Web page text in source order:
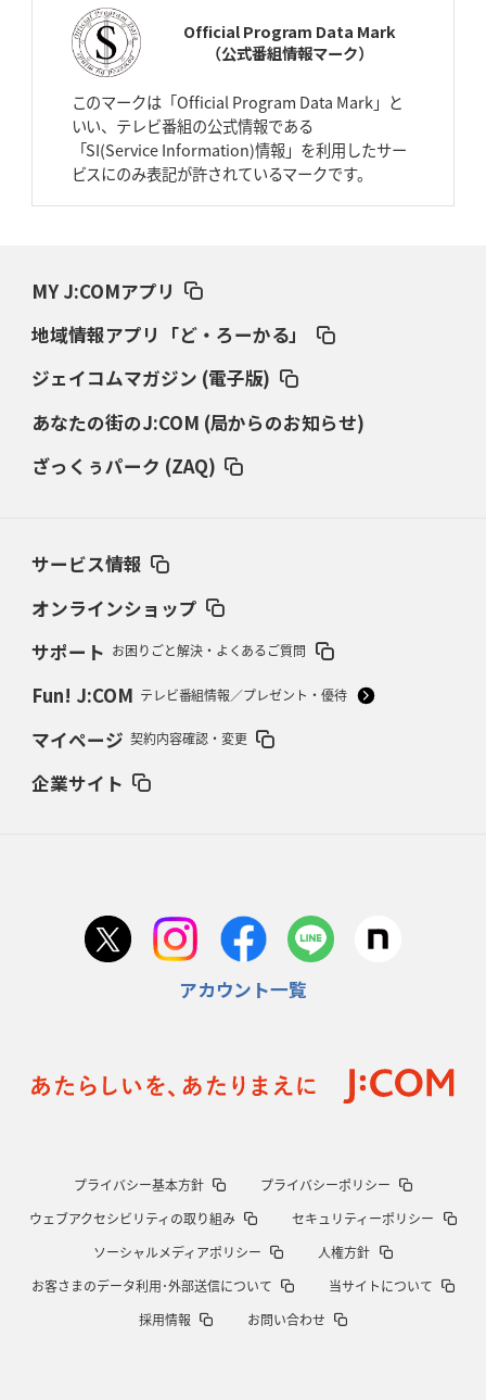
スティーラーズ、名門復活の足音
2026年4月2日(木)更新
2026年3月26日(木)更新
AZ-COM丸和、リーグワンへ参入決定 「フィールド丸ごと計測機器」の
ダイナボアーズ、“逆輸入SO”三宅駿
「ニュージーランドのフレア（閃
2026年3月5日(木)更新
2026年2月19日(木)更新
37年女子W杯招致への課題と期待
2026年2月12日(木)更新
2026年2月5日(木)更新
占い方
首位スピアーズ、充実の攻撃力 「湧き出る」パスでトライ量産
2026年1月8日(木)更新
ルディケ「15番はゲームドライバ
2025年12月25日(木)更新
2025年12月18日(木)更新
Official Program Data Mark
（公式番組情報マーク）
このマークは「Official Program Data Mark」と
いい、テレビ番組の公式情報である
「SI(Service Information)情報」を利用したサー
ビスにのみ表記が許されているマークです。
MY J:COMアプリ
地域情報アプリ「ど・ろーかる」
ジェイコムマガジン (電子版)
あなたの街のJ:COM (局からのお知らせ)
ざっくぅパーク (ZAQ)
サービス情報
オンラインショップ
サポート お困りごと解決・よくあるご質問
Fun! J:COM テレビ番組情報／プレゼント・優待
マイページ 契約内容確認・変更
企業サイト
アカウント一覧
プライバシー基本方針
プライバシーポリシー
ウェブアクセシビリティの取り組み
セキュリティーポリシー
ソーシャルメディアポリシー
人権方針
お客さまのデータ利用･外部送信について
当サイトについて
採用情報
お問い合わせ